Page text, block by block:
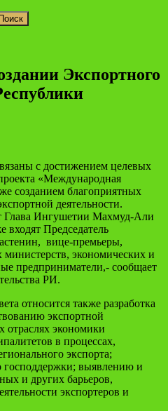
Экспортного
с достижением целевых
«Международная
созданием благоприятных
деятельности.
Глава Ингушетии Махмуд-Али
входят Председатель
вице-премьеры,
министерств, экономических и
предприниматели,- сообщает
РИ.
относится также разработка
экспортной
отраслях экономики
в процессах,
экспорта;
господдержки; выявлению и
и других барьеров,
экспортеров и